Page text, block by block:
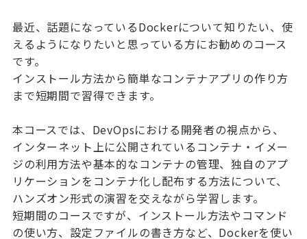
最近、話題になっているDockerについて知りたい、使
えるようになりたいと思っている方にお勧めのコース
です。
インストール方法から簡単なコンテナアプリの作り方
まで短期間で習得できます。
本コースでは、DevOpsにおける開発者の視点から、
インターネット上に公開されているコンテナ・イメー
ジの利用方法や基本的なコンテナの管理、独自のアプ
リケーションをコンテナ化し配布する方法について、
ハンズオン形式の演習を交えながら学習します。
短期間のコースですが、インストール方法やコマンド
の使い方、設定ファイルの書き方など、Dockerを使い